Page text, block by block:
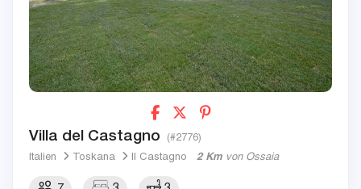
Villa del Castagno (#2776)
Italien Toskana Il Castagno 2 Km von Ossaia